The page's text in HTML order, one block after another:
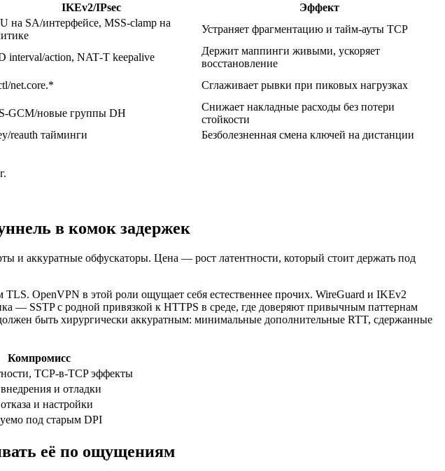
IKEv2/IPsec
Эффект
на SA/интерфейсе, MSS‑clamp на
Устраняет фрагментацию и тайм‑ауты TCP
interval/action, NAT‑T keepalive
Держит маппинги живыми, ускоряет
восстановление
net.core.* Сглаживает рывки при пиковых нагрузках
новые группы DH
Снижает накладные расходы без потери
стойкости
reauth тайминги Безболезненная смена ключей на дистанции
в комок задержек
и аккуратные обфускаторы. Цена — рост латентности, который стоит держать под
OpenVPN в этой роли ощущает себя естественнее прочих. WireGuard и IKEv2
— SSTP с родной привязкой к HTTPS в среде, где доверяют привычным паттернам
быть хирургически аккуратным: минимальные дополнительные RTT, сдержанные
Компромисс
TCP‑в‑TCP эффекты
и отладки
и настройки
под старым DPI
её по ощущениям